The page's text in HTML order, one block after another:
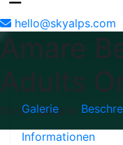
hello@skyalps.com
Amare
Adults
Ibiza - Spagna
Galerie
Informationen